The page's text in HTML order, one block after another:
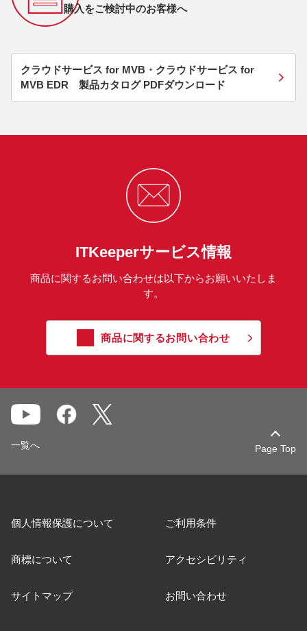
購入をご検討中のお客様へ
クラウドサービス for MVB・クラウドサービス for
MVB EDR 製品カタログ PDFダウンロード
ITKeeperサービス情報
商品に関するお問い合わせは以下からお願いいたしま
す。
商品に関するお問い合わせ
Page Top
一覧へ
個人情報保護について ご利用条件
商標について アクセシビリティ
サイトマップ お問い合わせ